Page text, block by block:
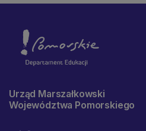
Urząd Marszałkowski
Województwa Pomorskiego